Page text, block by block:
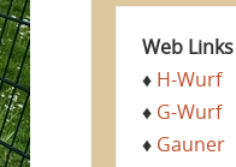
Web Links
♦ H-Wurf
♦ G-Wurf
♦ Gauner